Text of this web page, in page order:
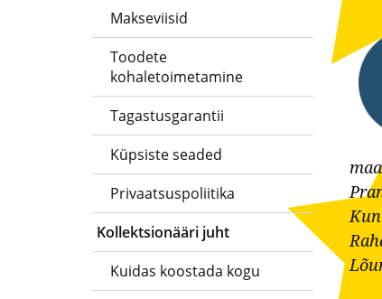
levitaja
Eestis
Makseviisid
Toodete
kohaletoimetamine
Tagastusgarantii
Küpsiste seaded
Privaatsuspoliitika
Kollektsionääri juht
Kuidas koostada kogu